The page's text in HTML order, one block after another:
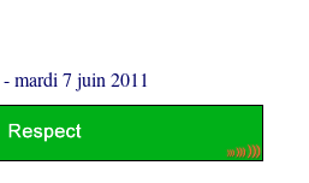
-mardi 7 juin 2011